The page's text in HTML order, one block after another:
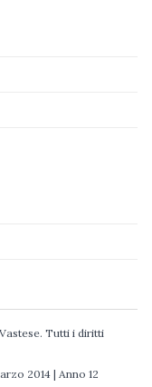
Tutti i diritti
2014 | Anno 12